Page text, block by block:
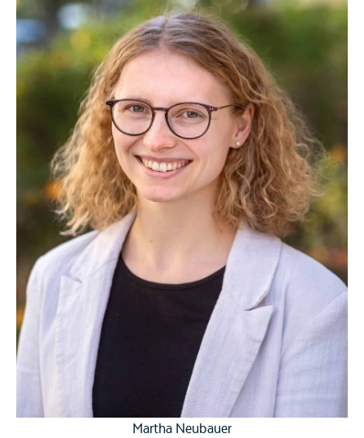
Martha Neubauer